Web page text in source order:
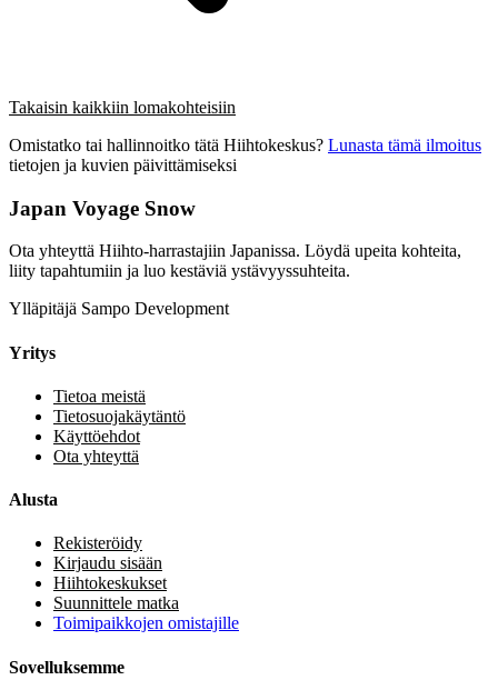
Takaisin kaikkiin lomakohteisiin
Omistatko tai hallinnoitko tätä Hiihtokeskus? Lunasta tämä ilmoitus
tietojen ja kuvien päivittämiseksi
Japan Voyage Snow
Ota yhteyttä Hiihto-harrastajiin Japanissa. Löydä upeita kohteita,
liity tapahtumiin ja luo kestäviä ystävyyssuhteita.
Ylläpitäjä Sampo Development
Yritys
Tietoa meistä
Tietosuojakäytäntö
Käyttöehdot
Ota yhteyttä
Alusta
Rekisteröidy
Kirjaudu sisään
Hiihtokeskukset
Suunnittele matka
Toimipaikkojen omistajille
Sovelluksemme